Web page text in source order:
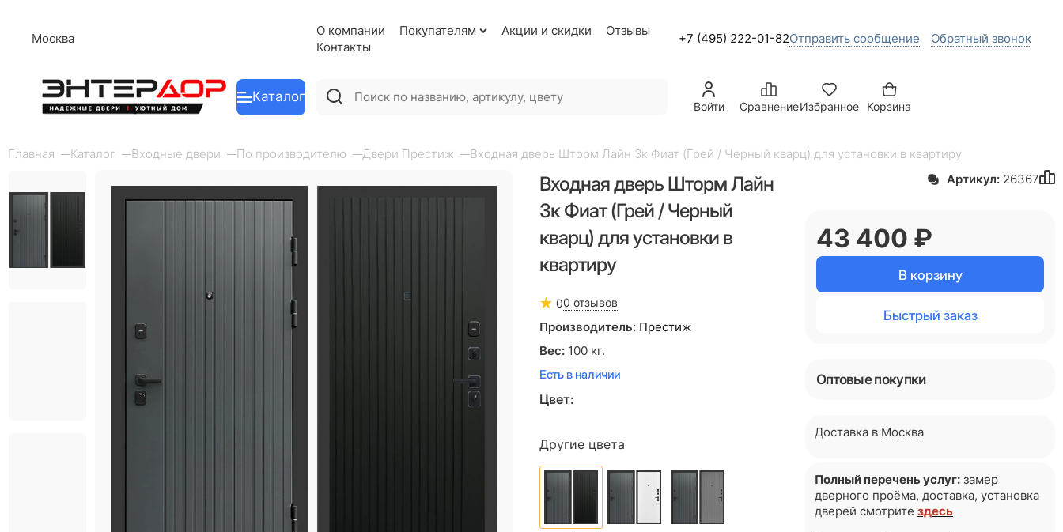
Москва
О компании Покупателям Акции и скидки
Отзывы
Контакты
+7 (495) 222-01-82Отправить сообщение Обратный звонок
Каталог
Войти СравнениеИзбранное Корзина
Главная Каталог Входные двери По производителю Двери Престиж Входная дверь Шторм Лайн 3к Фиат (Грей / Черный кварц) для установки в квартиру
Входная дверь Шторм Лайн
3к Фиат (Грей / Черный
кварц) для установки в
квартиру
00 отзывов
Производитель: Престиж
Вес: 100 кг.
Есть в наличии
Цвет:
Другие цвета
Артикул: 26367
43 400 ₽
В корзину
Быстрый заказ
Оптовые покупки
Доставка в Москва
Полный перечень услуг: замер
дверного проёма, доставка, установка
дверей смотрите здесь